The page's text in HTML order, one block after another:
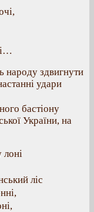
народу здвигнути
удари
бастіону
України, на
лоні
ліс